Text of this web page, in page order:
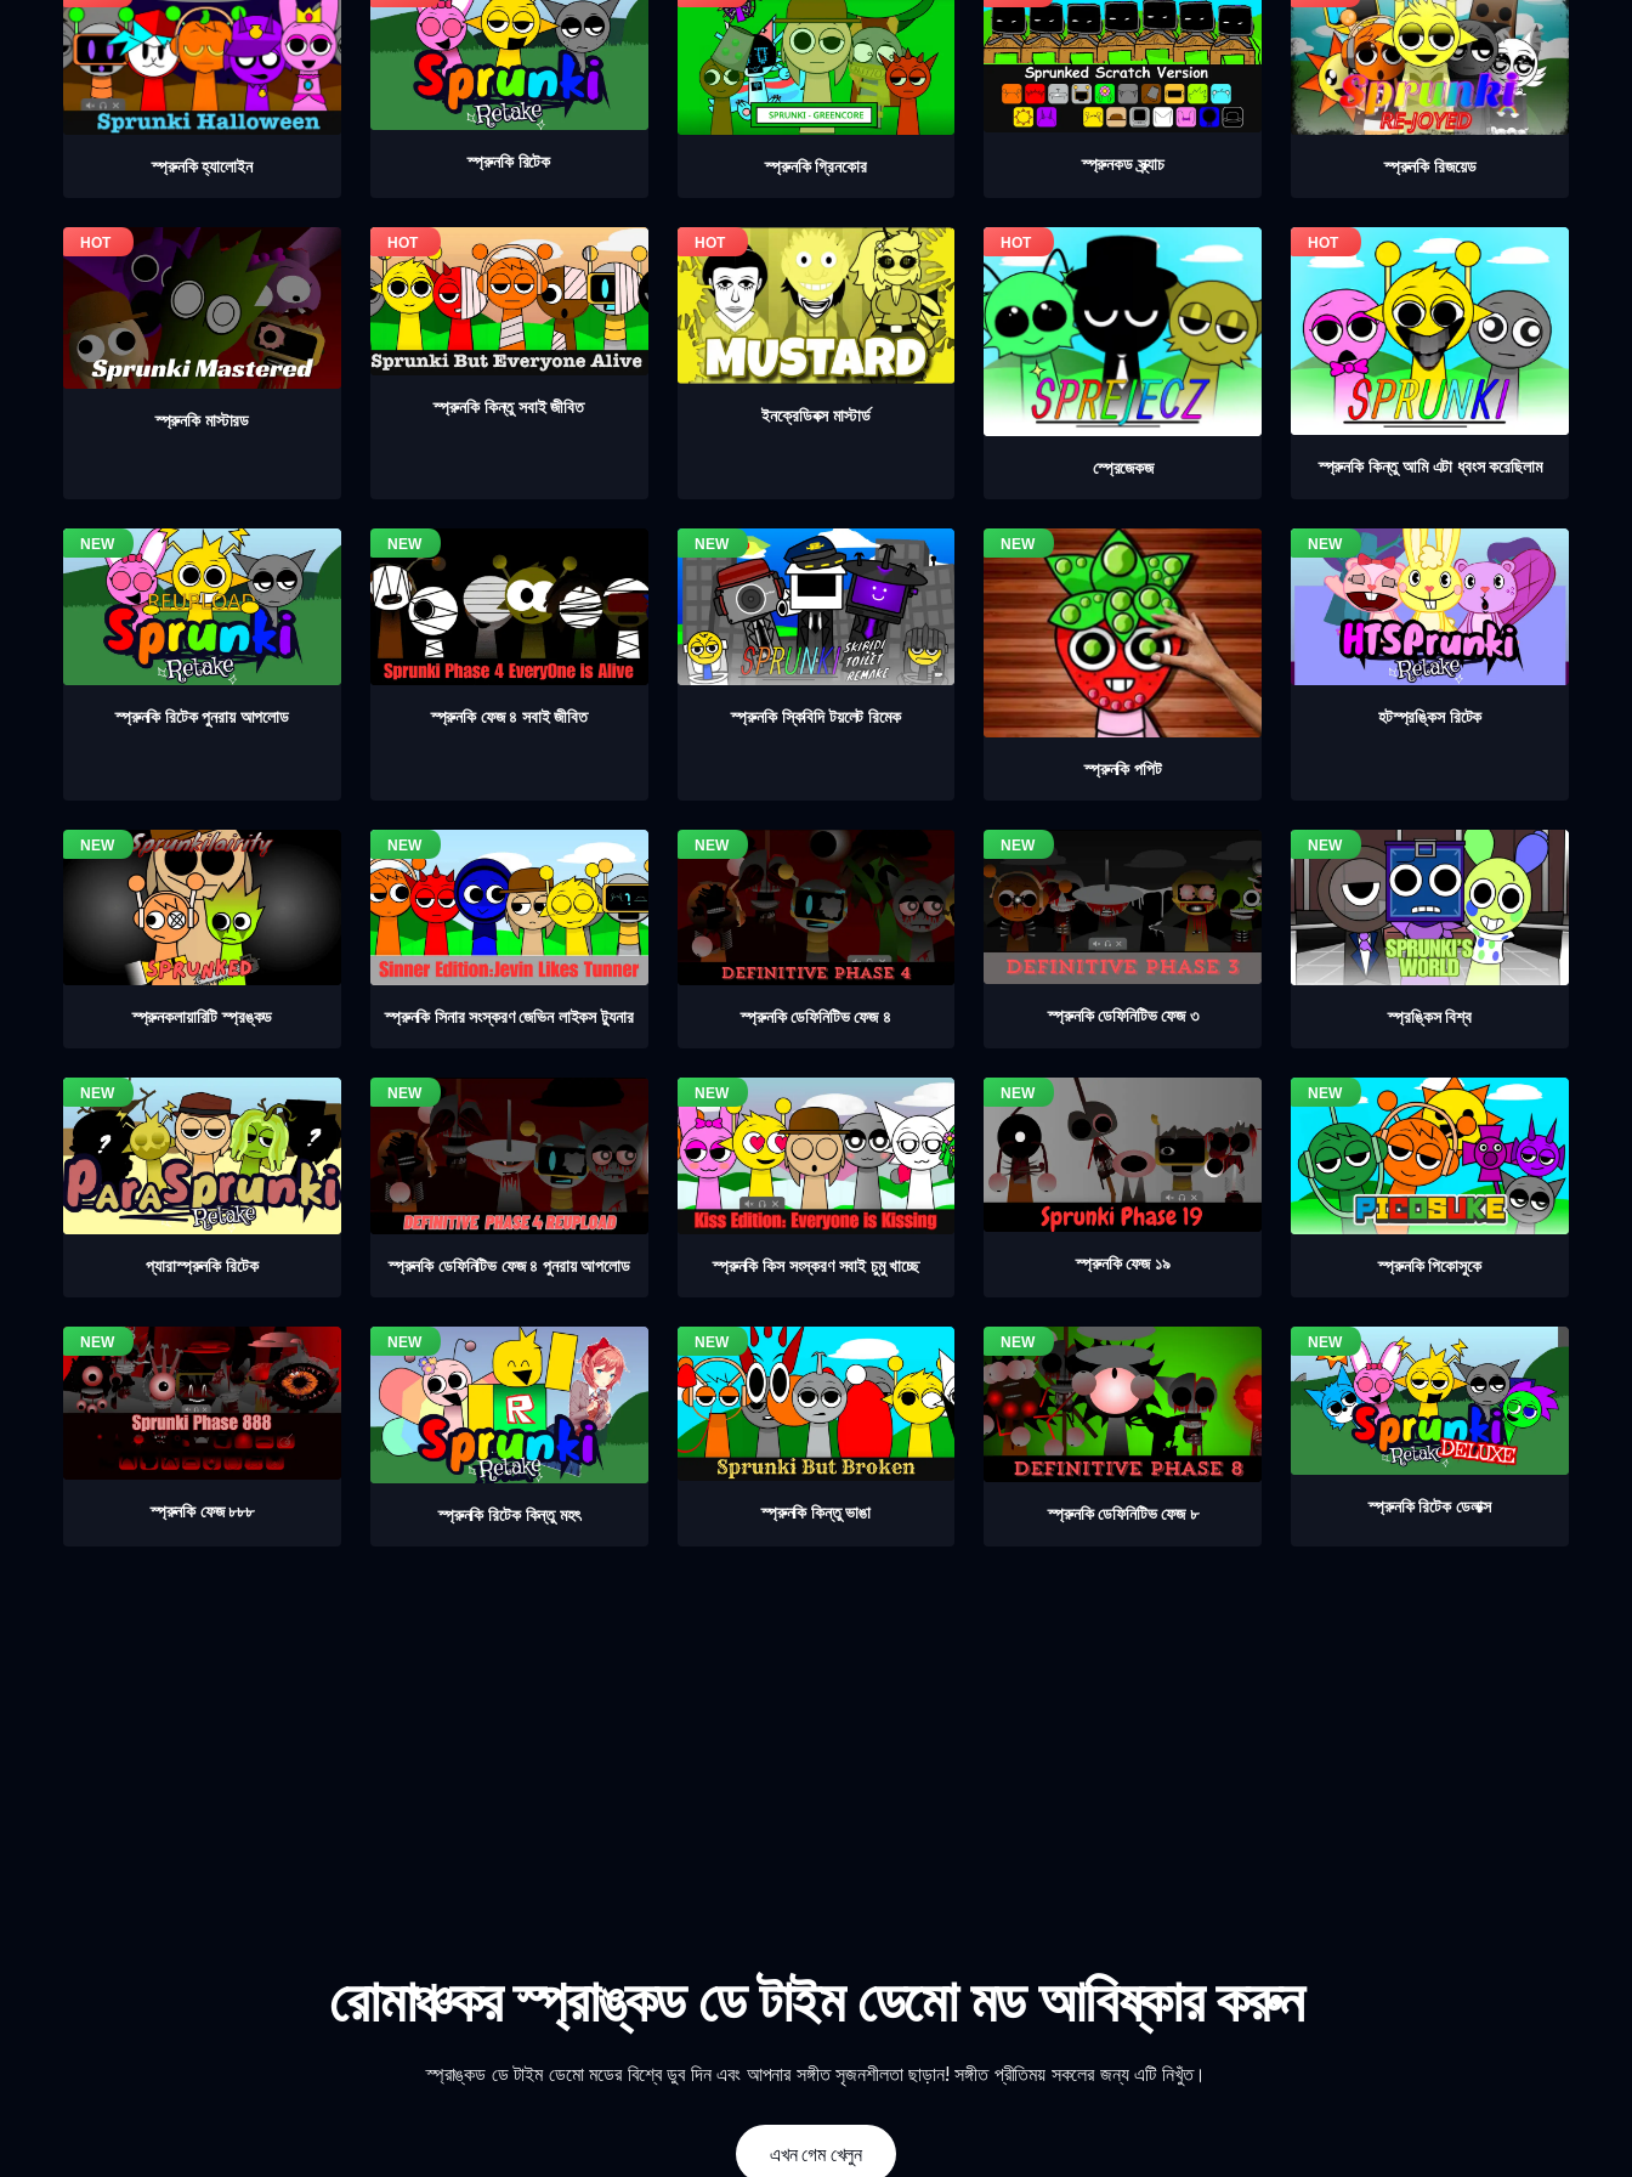
স্প্রুনকি হ্যালোইন স্প্রুনকি রিটেক স্প্রুনকি গ্রিনকোর স্প্রুনকড স্ক্র্যাচ স্প্রুনকি রিজয়েড
স্প্রুনকি মাস্টারড
স্প্রুনকি কিন্তু সবাই জীবিত ইনক্রেডিবক্স মাস্টার্ড
স্প্রেজেকজ স্প্রুনকি কিন্তু আমি এটা ধ্বংস করেছিলাম
স্প্রুনকি রিটেক পুনরায় আপলোড স্প্রুনকি ফেজ ৪ সবাই জীবিত স্প্রুনকি স্কিবিদি টয়লেট রিমেক
স্প্রুনকি পপিট
হটস্প্রঙ্কিস রিটেক
স্প্রুনকলায়ারিটি স্প্রঙ্কড স্প্রুনকি সিনার সংস্করণ জেভিন লাইকস ট্যুনার স্প্রুনকি ডেফিনিটিভ ফেজ ৪ স্প্রুনকি ডেফিনিটিভ ফেজ ৩ স্প্রঙ্কিস বিশ্ব
প্যারাস্প্রুনকি রিটেক স্প্রুনকি ডেফিনিটিভ ফেজ ৪ পুনরায় আপলোড স্প্রুনকি কিস সংস্করণ সবাই চুমু খাচ্ছে স্প্রুনকি ফেজ ১৯ স্প্রুনকি পিকোসুকে
স্প্রুনকি ফেজ ৮৮৮ স্প্রুনকি রিটেক কিন্তু মহৎ স্প্রুনকি কিন্তু ভাঙা স্প্রুনকি ডেফিনিটিভ ফেজ ৮ স্প্রুনকি রিটেক ডেলাক্স
রোমাঞ্চকর স্প্রাঙ্কড ডে টাইম ডেমো মড আবিষ্কার করুন
স্প্রাঙ্কড ডে টাইম ডেমো মডের বিশ্বে ডুব দিন এবং আপনার সঙ্গীত সৃজনশীলতা ছাড়ান! সঙ্গীত প্রীতিময় সকলের জন্য এটি নিখুঁত।
এখন গেম খেলুন